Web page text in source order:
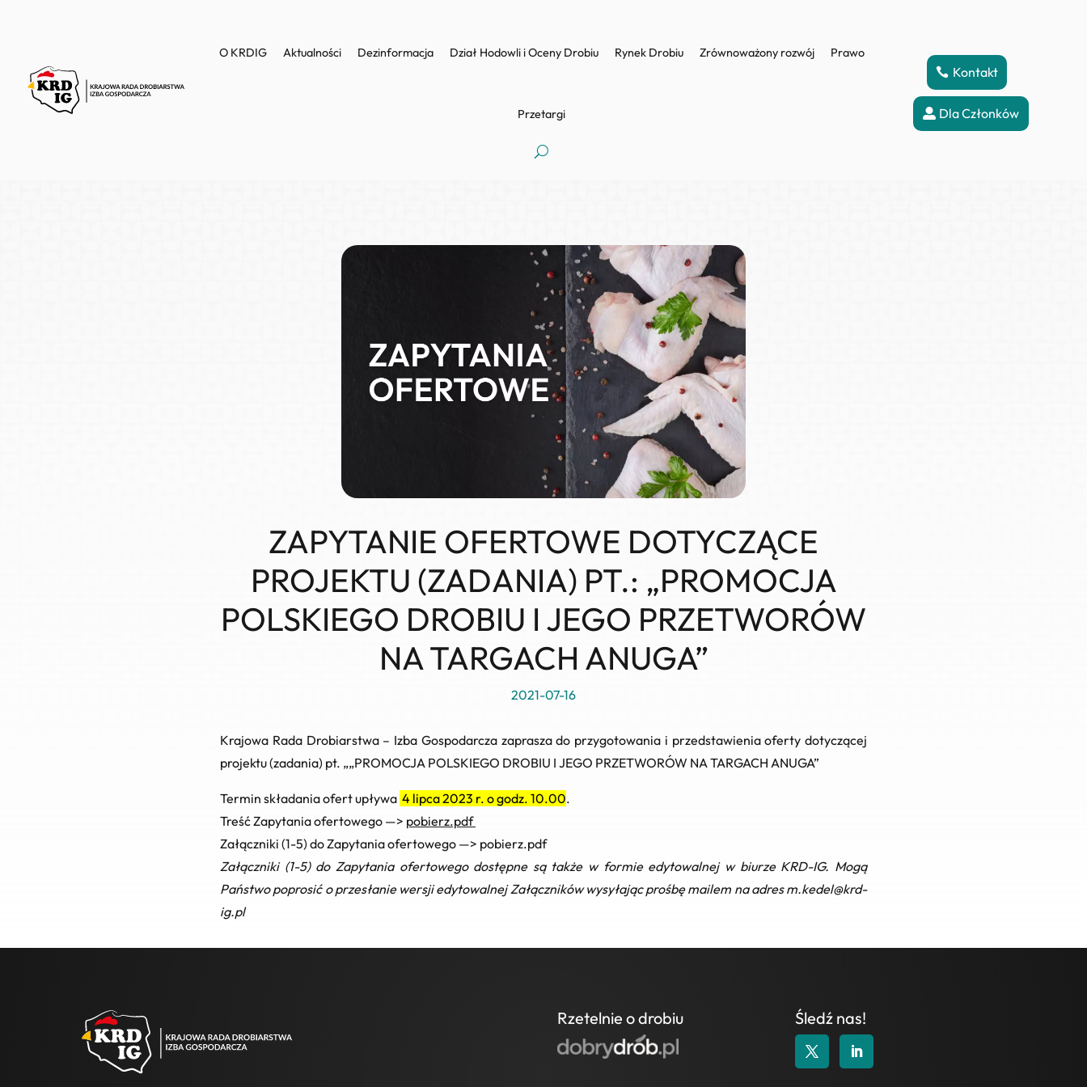
O KRDIG Aktualności Dezinformacja Dział Hodowli i Oceny Drobiu Rynek Drobiu Zrównoważony rozwój Prawo
Przetargi
Kontakt
Dla Członków
ZAPYTANIE OFERTOWE DOTYCZĄCE
PROJEKTU (ZADANIA) PT.: „PROMOCJA
POLSKIEGO DROBIU I JEGO PRZETWORÓW
NA TARGACH ANUGA”
2021-07-16
Krajowa Rada Drobiarstwa – Izba Gospodarcza zaprasza do przygotowania i przedstawienia oferty dotyczącej
projektu (zadania) pt. „„PROMOCJA POLSKIEGO DROBIU I JEGO PRZETWORÓW NA TARGACH ANUGA”
Termin składania ofert upływa 4 lipca 2023 r. o godz. 10.00.
Treść Zapytania ofertowego —> pobierz.pdf
Załączniki (1-5) do Zapytania ofertowego —> pobierz.pdf
Załączniki (1-5) do Zapytania ofertowego dostępne są także w formie edytowalnej w biurze KRD-IG. Mogą
Państwo poprosić o przesłanie wersji edytowalnej Załączników wysyłając prośbę mailem na adresm.kedel@krd-
ig.pl
Rzetelnie o drobiu Śledź nas!